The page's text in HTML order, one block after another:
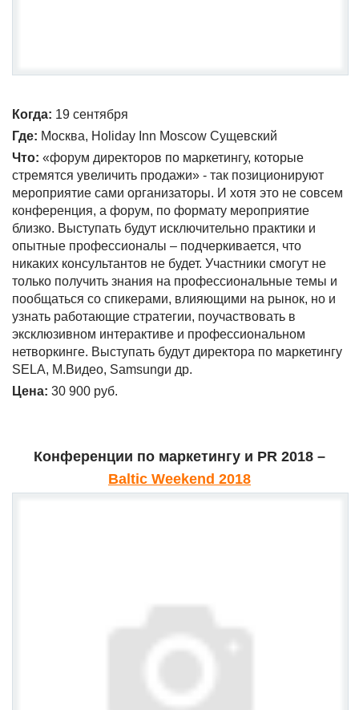
Когда: 19 сентября
Где: Москва, Holiday Inn Moscow Сущевский
Что: «форум директоров по маркетингу, которые
стремятся увеличить продажи» - так позиционируют
мероприятие сами организаторы. И хотя это не совсем
конференция, а форум, по формату мероприятие
близко. Выступать будут исключительно практики и
опытные профессионалы – подчеркивается, что
никаких консультантов не будет. Участники смогут не
только получить знания на профессиональные темы и
пообщаться со спикерами, влияющими на рынок, но и
узнать работающие стратегии, поучаствовать в
эксклюзивном интерактиве и профессиональном
нетворкинге. Выступать будут директора по маркетингу
SELA, М.Видео, Samsungи др.
Цена: 30 900 руб.
Конференции по маркетингу и PR 2018 –
Baltic Weekend 2018